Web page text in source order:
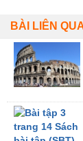
BÀI LIÊN